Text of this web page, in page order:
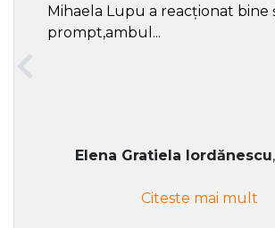
Mihaela Lupu a reacționat bine
prompt,ambul...
Elena Gratiela Iordănescu
Citeste mai mult